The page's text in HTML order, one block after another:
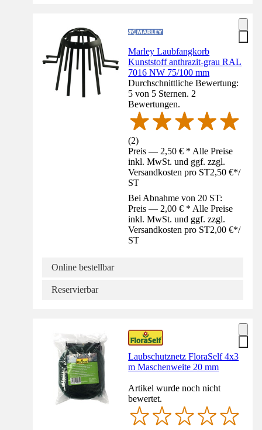
Marley Laubfangkorb
Kunststoff anthrazit-grau RAL
7016 NW 75/100 mm
Durchschnittliche Bewertung:
5 von 5 Sternen. 2
Bewertungen.
(2)
Preis — 2,50 € * Alle Preise
inkl. MwSt. und ggf. zzgl.
Versandkosten pro ST2,50 €*/
ST
Bei Abnahme von 20 ST:
Preis — 2,00 € * Alle Preise
inkl. MwSt. und ggf. zzgl.
Versandkosten pro ST2,00 €*/
ST
Online bestellbar
Reservierbar
Laubschutznetz FloraSelf 4x3
m Maschenweite 20 mm
Artikel wurde noch nicht
bewertet.